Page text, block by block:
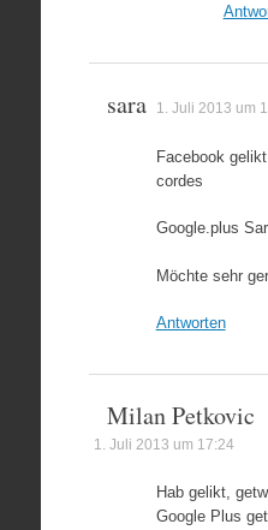
sara 1. Juli 2013 um
Facebook
cordes
Google.plus
Möchte sehr
Antworten
Milan Petkovic
1. Juli 2013 um 17:24
Hab gelikt,
Google Plus